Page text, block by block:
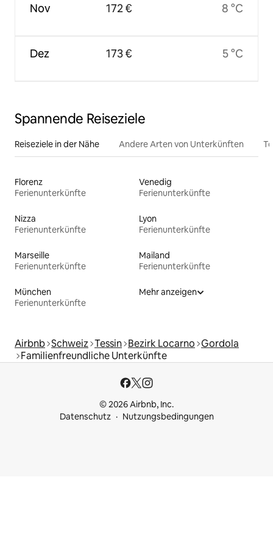
Nov
Dez
172 €
173 €
8 °C
5 °C
Spannende Reiseziele
Reiseziele in der Nähe Andere Arten von Unterkünften
Florenz
Ferienunterkünfte
Venedig
Ferienunterkünfte
Nizza
Ferienunterkünfte
Lyon
Ferienunterkünfte
Marseille
Ferienunterkünfte
Mailand
Ferienunterkünfte
München
Ferienunterkünfte
Mehr anzeigen
Airbnb Schweiz Tessin Bezirk Locarno Gordola
Familienfreundliche Unterkünfte
© 2026 Airbnb, Inc.
Datenschutz
Nutzungsbedingungen